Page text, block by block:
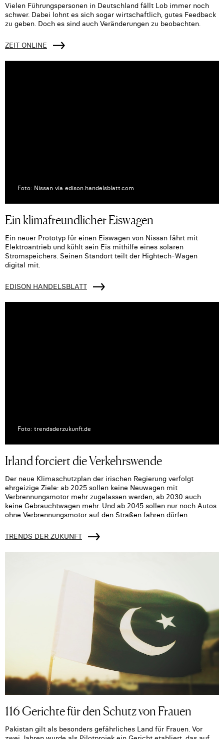
Vielen Führungspersonen in Deutschland fällt Lob immer noch
schwer. Dabei lohnt es sich sogar wirtschaftlich, gutes Feedback
zu geben. Doch es sind auch Veränderungen zu beobachten.
ZEIT ONLINE
Foto: Nissan via edison.handelsblatt.com
Ein klimafreundlicher Eiswagen
Ein neuer Prototyp für einen Eiswagen von Nissan fährt mit
Elektroantrieb und kühlt sein Eis mithilfe eines solaren
Stromspeichers. Seinen Standort teilt der Hightech-Wagen
digital mit.
EDISON HANDELSBLATT
Foto: trendsderzukunft.de
Irland forciert die Verkehrswende
Der neue Klimaschutzplan der irischen Regierung verfolgt
ehrgeizige Ziele: ab 2025 sollen keine Neuwagen mit
Verbrennungsmotor mehr zugelassen werden, ab 2030 auch
keine Gebrauchtwagen mehr. Und ab 2045 sollen nur noch Autos
ohne Verbrennungsmotor auf den Straßen fahren dürfen.
TRENDS DER ZUKUNFT
116 Gerichte für den Schutz von Frauen
Pakistan gilt als besonders gefährliches Land für Frauen. Vor